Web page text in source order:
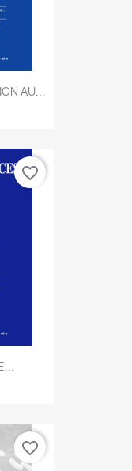
AU...
favorite_border
favorite_border